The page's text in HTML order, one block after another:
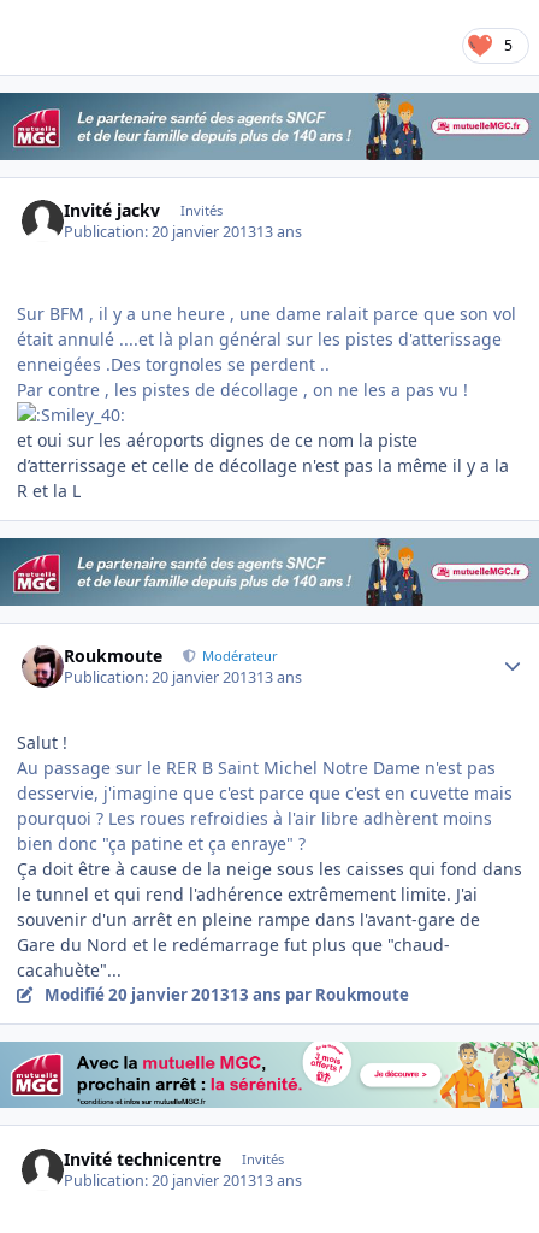
5
Invité jackv Invités
Publication:20 janvier 201313 ans
Sur BFM , il y a une heure , une dame ralait parce que son vol
était annulé ....et là plan général sur les pistes d'atterissage
enneigées .Des torgnoles se perdent ..
Par contre , les pistes de décollage , on ne les a pas vu !
et oui sur les aéroports dignes de ce nom la piste
d’atterrissage et celle de décollage n'est pas la même il y a la
R et la L
Roukmoute Modérateur
Publication:20 janvier 201313 ans
Salut !
Au passage sur le RER B Saint Michel Notre Dame n'est pas
desservie, j'imagine que c'est parce que c'est en cuvette mais
pourquoi ? Les roues refroidies à l'air libre adhèrent moins
bien donc "ça patine et ça enraye" ?
Ça doit être à cause de la neige sous les caisses qui fond dans
le tunnel et qui rend l'adhérence extrêmement limite. J'ai
souvenir d'un arrêt en pleine rampe dans l'avant-gare de
Gare du Nord et le redémarrage fut plus que "chaud-
cacahuète"...
Modifié20 janvier 201313 ans par Roukmoute
Invité technicentre Invités
Publication:20 janvier 201313 ans